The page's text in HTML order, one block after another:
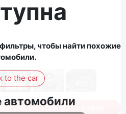
чтобы найти похожие
to the car
увидеть все фотографии